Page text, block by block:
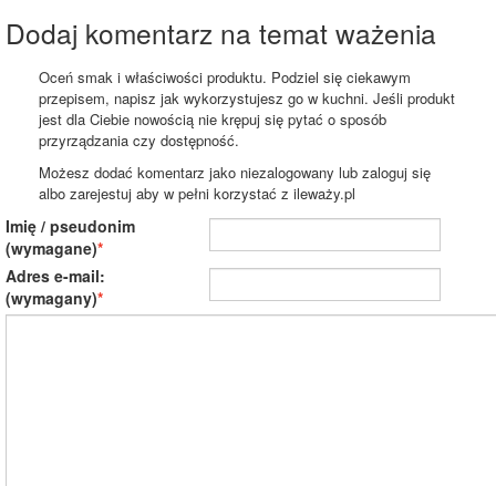
Dodaj komentarz na temat ważenia
Oceń smak i właściwości produktu. Podziel się ciekawym
przepisem, napisz jak wykorzystujesz go w kuchni. Jeśli produkt
jest dla Ciebie nowością nie krępuj się pytać o sposób
przyrządzania czy dostępność.
Możesz dodać komentarz jako niezalogowany lub zaloguj się
albo zarejestuj aby w pełni korzystać z ileważy.pl
Imię / pseudonim
(wymagane)
Adres e-mail:
(wymagany)